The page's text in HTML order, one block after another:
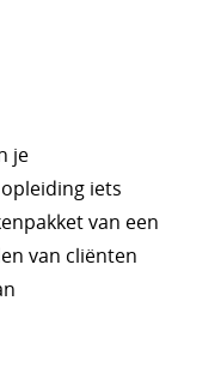
je
iets
van een
van cliënten